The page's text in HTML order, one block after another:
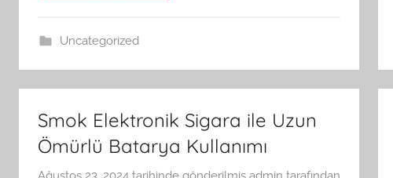
Uncategorized
Smok Elektronik Sigara ile Uzun
Ömürlü Batarya Kullanımı